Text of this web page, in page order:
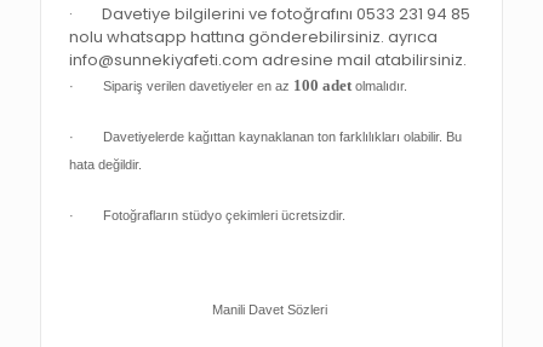
· Davetiye bilgilerini ve fotoğrafını 0533 231 94 85
nolu whatsapp hattına gönderebilirsiniz. ayrıca
info@sunnekiyafeti.com adresine mail atabilirsiniz.
· Sipariş verilen davetiyeler en az 100 adet olmalıdır.
· Davetiyelerde kağıttan kaynaklanan ton farklılıkları olabilir. Bu
hata değildir.
· Fotoğrafların stüdyo çekimleri ücretsizdir.
Manili Davet Sözleri